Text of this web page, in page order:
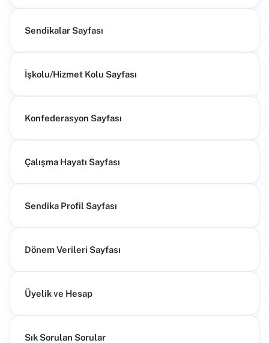
Sendikalar Sayfası
İşkolu/Hizmet Kolu Sayfası
Konfederasyon Sayfası
Çalışma Hayatı Sayfası
Sendika Profil Sayfası
Dönem Verileri Sayfası
Üyelik ve Hesap
Sık Sorulan Sorular